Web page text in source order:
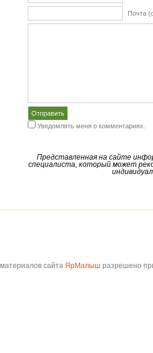
Почта
Уведомлять меня о комментариях.
Представленная на сайте
специалиста, который может
сайта ЯрМалыш разрешено